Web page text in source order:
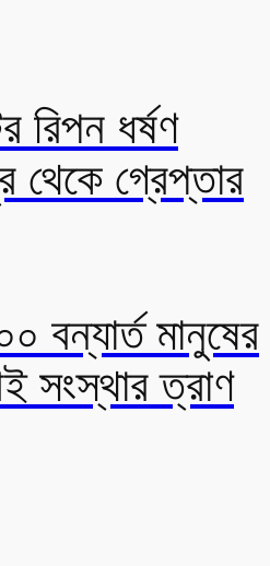
রিপন ধর্ষণ
থেকে গ্রেপ্তার
বন্যার্ত মানুষের
সংস্থার ত্রাণ